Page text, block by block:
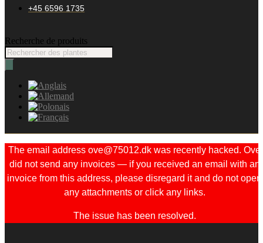
+45 6596 1735
Recherche de produits
The email address ove@75012.dk was recently hacked. Ove
did not send any invoices — if you received an email with an
invoice from this address, please disregard it and do not open
any attachments or click any links.
The issue has been resolved.